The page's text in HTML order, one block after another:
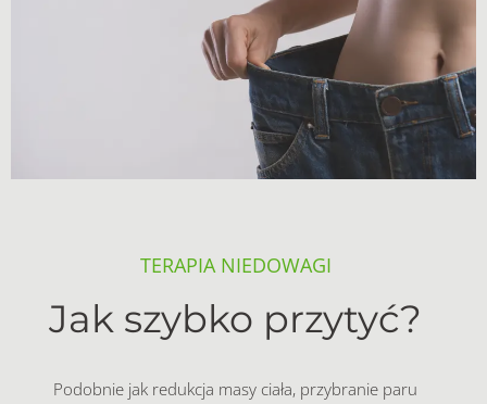
TERAPIA NIEDOWAGI
Jak szybko przytyć?
Podobnie jak redukcja masy ciała, przybranie paru